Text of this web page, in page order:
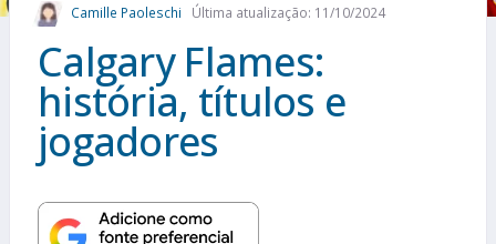
MAIS ESPORTES
Camille Paoleschi Última atualização: 11/10/2024
Calgary Flames:
história, títulos e
jogadores